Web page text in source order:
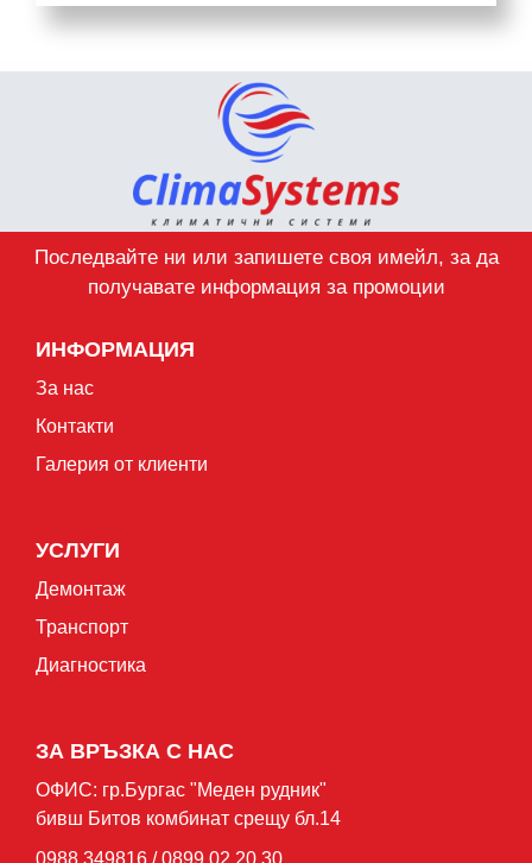
Последвайте ни или запишете своя имейл, за да
получавате информация за промоции
ИНФОРМАЦИЯ
За нас
Контакти
Галерия от клиенти
УСЛУГИ
Демонтаж
Транспорт
Диагностика
ЗА ВРЪЗКА С НАС
ОФИС: гр.Бургас "Mеден рудник"
бивш Битов комбинат срещу бл.14
0988 349816 / 0899 02 20 30